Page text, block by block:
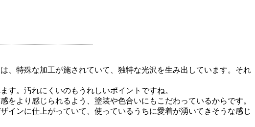
、特殊な加工が施されていて、独特な光沢を生み出しています。それ
す。汚れにくいのもうれしいポイントですね。
より感じられるよう、塗装や色合いにもこだわっているからです。
インに仕上がっていて、使っているうちに愛着が湧いてきそうな感じ